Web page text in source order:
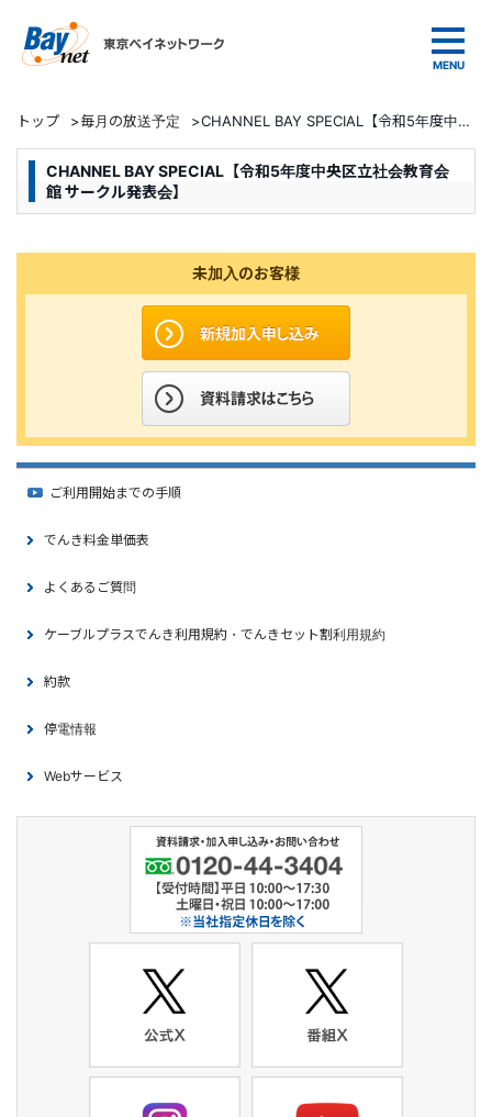
トップ >毎月の放送予定 >CHANNEL BAY SPECIAL【令和5年度中央区立社会教育会館 サークル発表会】
CHANNEL BAY SPECIAL【令和5年度中央区立社会教育会
館 サークル発表会】
未加入のお客様
ご利用開始までの手順
でんき料金単価表
よくあるご質問
ケーブルプラスでんき利用規約・でんきセット割利用規約
約款
停電情報
Webサービス